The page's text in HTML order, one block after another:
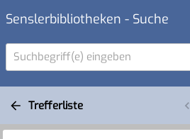
Senslerbibliotheken - Suche
Suchbegriff(e) eingeben
Trefferliste